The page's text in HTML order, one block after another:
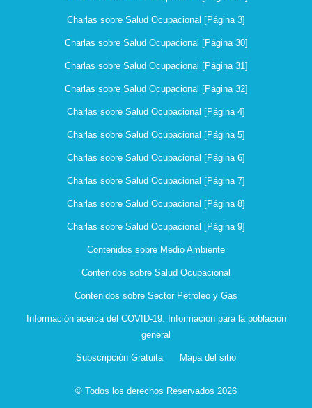
Charlas sobre Salud Ocupacional [Página 3]
Charlas sobre Salud Ocupacional [Página 30]
Charlas sobre Salud Ocupacional [Página 31]
Charlas sobre Salud Ocupacional [Página 32]
Charlas sobre Salud Ocupacional [Página 4]
Charlas sobre Salud Ocupacional [Página 5]
Charlas sobre Salud Ocupacional [Página 6]
Charlas sobre Salud Ocupacional [Página 7]
Charlas sobre Salud Ocupacional [Página 8]
Charlas sobre Salud Ocupacional [Página 9]
Contenidos sobre Medio Ambiente
Contenidos sobre Salud Ocupacional
Contenidos sobre Sector Petróleo y Gas
Información acerca del COVID-19. Información para la población
general
Subscripción Gratuita Mapa del sitio
© Todos los derechos Reservados 2026